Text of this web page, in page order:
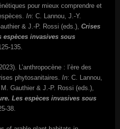
pour mieux comprendre et
In: C. Lannou, J.-Y.
& J.-P. Rossi (eds.), Crises
invasives sous
135.
L’anthropocène : l’ère des
phytosanitaires. In: C. Lannou,
Gauthier & J.-P. Rossi (eds.),
Les espèces invasives sous
38.